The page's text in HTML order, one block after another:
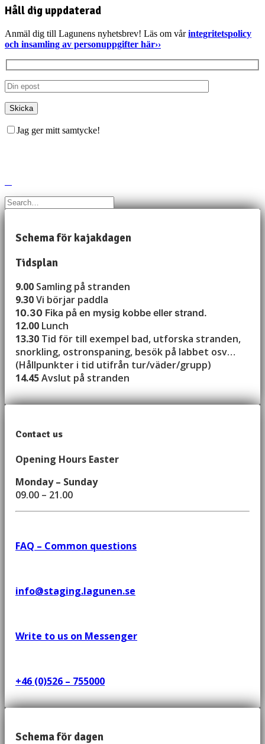
Håll dig uppdaterad
Anmäl dig till Lagunens nyhetsbrev! Läs om vårintegritetspolicy
och insamling av personuppgifter här››
Jag ger mitt samtycke!
Schema för kajakdagen
Tidsplan
9.00 Samling på stranden
9.30Vi börjar paddla
10.30 Fika på en mysig kobbe eller strand.
12.00 Lunch
13.30 Tid för till exempel bad, utforska stranden,
snorkling, ostronspaning, besök på labbet osv…
(Hållpunkter i tid utifrån tur/väder/grupp)
14.45Avslut på stranden
Contact us
Opening Hours Easter
Monday – Sunday
09.00 – 21.00
FAQ – Common questions
info@staging.lagunen.se
Write to us on Messenger
+46 (0)526 – 755000
Schema för dagen